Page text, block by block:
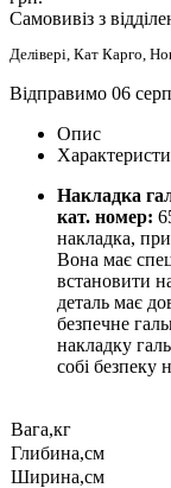
Самовивіз з
Делівері, Кат Карго,
Відправимо 06
Опис
Накладка
кат. номер:
накладка,
Вона має
встановити
деталь має
безпечне
накладку
собі безпеку
Вага,кг
Глибина,см
Ширина,см